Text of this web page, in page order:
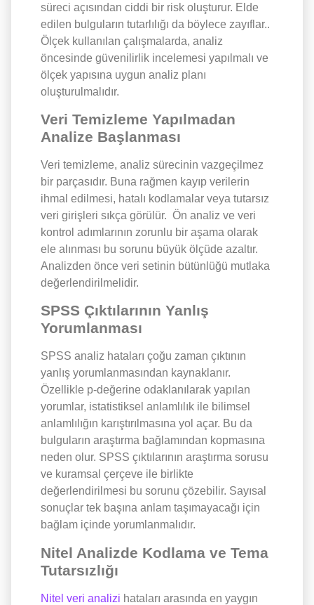
süreci açısından ciddi bir risk oluşturur. Elde
edilen bulguların tutarlılığı da böylece zayıflar..
Ölçek kullanılan çalışmalarda, analiz
öncesinde güvenilirlik incelemesi yapılmalı ve
ölçek yapısına uygun analiz planı
oluşturulmalıdır.
Veri Temizleme Yapılmadan
Analize Başlanması
Veri temizleme, analiz sürecinin vazgeçilmez
bir parçasıdır. Buna rağmen kayıp verilerin
ihmal edilmesi, hatalı kodlamalar veya tutarsız
veri girişleri sıkça görülür. Ön analiz ve veri
kontrol adımlarının zorunlu bir aşama olarak
ele alınması bu sorunu büyük ölçüde azaltır.
Analizden önce veri setinin bütünlüğü mutlaka
değerlendirilmelidir.
SPSS Çıktılarının Yanlış
Yorumlanması
SPSS analiz hataları çoğu zaman çıktının
yanlış yorumlanmasından kaynaklanır.
Özellikle p-değerine odaklanılarak yapılan
yorumlar, istatistiksel anlamlılık ile bilimsel
anlamlılığın karıştırılmasına yol açar. Bu da
bulguların araştırma bağlamından kopmasına
neden olur. SPSS çıktılarının araştırma sorusu
ve kuramsal çerçeve ile birlikte
değerlendirilmesi bu sorunu çözebilir. Sayısal
sonuçlar tek başına anlam taşımayacağı için
bağlam içinde yorumlanmalıdır.
Nitel Analizde Kodlama ve Tema
Tutarsızlığı
Nitel veri analizi hataları arasında en yaygın